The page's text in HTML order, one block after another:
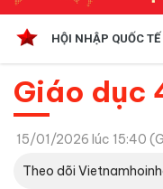
HỘI NHẬP QUỐC TẾ
Giáo dục
15/01/2026 lúc 15:40
Theo dõi